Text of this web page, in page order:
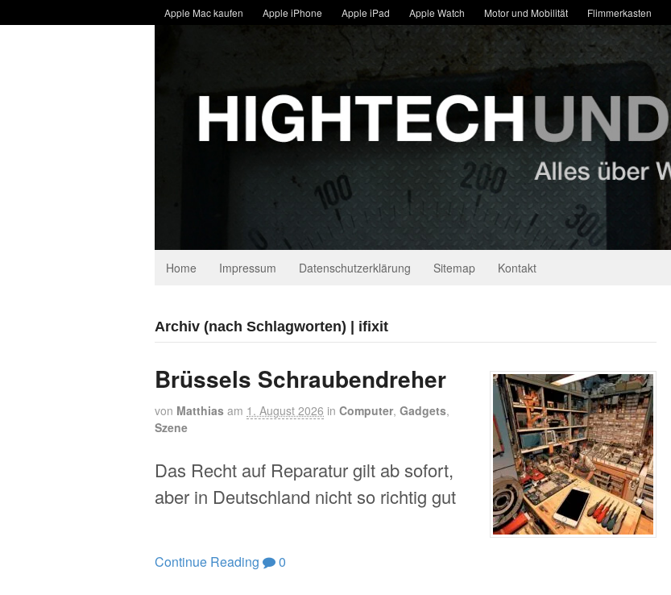
Apple Mac kaufen Apple iPhone Apple iPad Apple Watch Motor und Mobilität Flimmerkasten
Home Impressum Datenschutzerklärung Sitemap Kontakt
Archiv (nach Schlagworten) | ifixit
Brüssels Schraubendreher
von Matthias am 1. August 2026 in Computer, Gadgets,
Szene
Das Recht auf Reparatur gilt ab sofort,
aber in Deutschland nicht so richtig gut
Continue Reading 0